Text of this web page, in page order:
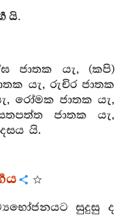
යි.
ජාතක යැ, (කපි)
යැ, රුචිර ජාතක
රෝමක ජාතක යැ,
ජාතක යැ,
යි.
සුදුසු ද